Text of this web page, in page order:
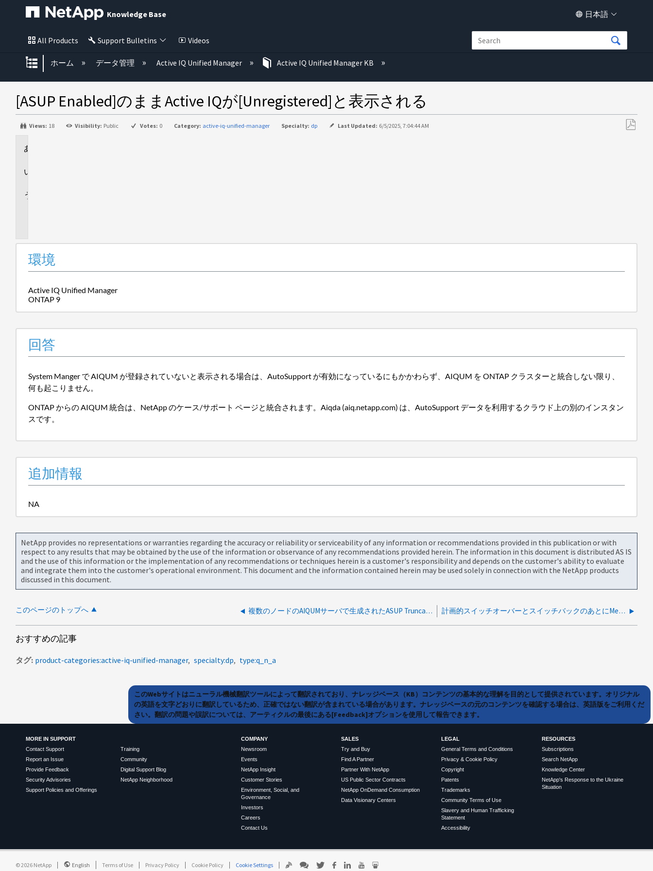
Knowledge Base 日本語
All Products Support Bulletins Videos
グローバル階層を展開/折りたたむ
ホーム データ管理 Active IQ Unified Manager Active IQ Unified Manager KB
[ASUP Enabled]のままActive IQが[Unregistered]と表示される
Views: 18 Visibility: Public Votes: 0 Category: active-iq-unified-manager Specialty: dp Last Updated: 6/5/2025, 7:04:44 AM
環境
Active IQ Unified Manager
ONTAP 9
回答
System Manger で AIQUM が登録されていないと表示される場合は、AutoSupport が有効になっているにもかかわらず、AIQUM を ONTAP クラスターと統合しない限り、
何も起こりません。
ONTAP からの AIQUM 統合は、NetApp のケース/サポート ページと統合されます。Aiqda (aiq.netapp.com) は、AutoSupport データを利用するクラウド上の別のインスタン
スです。
追加情報
NA
NetApp provides no representations or warranties regarding the accuracy or reliability or serviceability of any information or recommendations provided in this publication or with
respect to any results that may be obtained by the use of the information or observance of any recommendations provided herein. The information in this document is distributed AS IS
and the use of this information or the implementation of any recommendations or techniques herein is a customer's responsibility and depends on the customer's ability to evaluate
and integrate them into the customer's operational environment. This document and the information contained herein may be used solely in connection with the NetApp products
discussed in this document.
このページのトップへ 複数のノードのAIQUMサーバで生成されたASUP Truncation IdentificationイベントとAvoidanceイベント。 計画的スイッチオーバーとスイッチバックのあとにMetroClusterボリュームのAUXCopyが失敗する
おすすめの記事
タグ product-categories:active-iq-unified-manager specialty:dp type:q_n_a
このWebサイトはニューラル機械翻訳ツールによって翻訳されており、ナレッジベース（KB）コンテンツの基本的な理解を目的として提供されています。オリジナル
の英語を文字どおりに翻訳しているため、正確ではない翻訳が含まれている場合があります。ナレッジベースの元のコンテンツを確認する場合は、英語版をご利用くだ
さい。翻訳の問題や誤訳については、アーティクルの最後にある[Feedback]オプションを使用して報告できます。
MORE IN SUPPORT
Contact Support
Report an Issue
Provide Feedback
Security Advisories
Support Policies and Offerings
Training
Community
Digital Support Blog
NetApp Neighborhood
COMPANY
Newsroom
Events
NetApp Insight
Customer Stories
Environment, Social, and
Governance
Investors
Careers
Contact Us
SALES
Try and Buy
Find A Partner
Partner With NetApp
US Public Sector Contracts
NetApp OnDemand Consumption
Data Visionary Centers
LEGAL
General Terms and Conditions
Privacy & Cookie Policy
Copyright
Patents
Trademarks
Community Terms of Use
Slavery and Human Trafficking
Statement
Accessibility
RESOURCES
Subscriptions
Search NetApp
Knowledge Center
NetApp's Response to the Ukraine
Situation
©2026 NetApp English Terms of Use Privacy Policy Cookie Policy Cookie Settings